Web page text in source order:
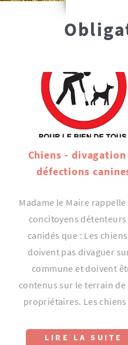
Chiens -
défections
Madame le Maire rappelle
concitoyens détenteurs
canidés que : Les
doivent pas divaguer
commune et doivent
contenus sur le terrain de
propriétaires. Les
LIRE LA SUITE